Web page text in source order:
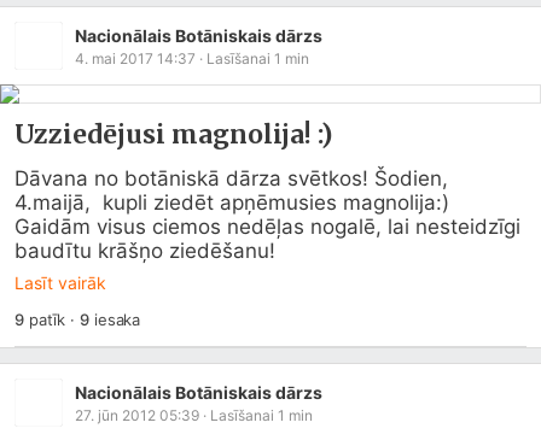
Nacionālais Botāniskais dārzs
4. mai 2017 14:37 · Lasīšanai 1 min
Uzziedējusi magnolija! :)
Dāvana no botāniskā dārza svētkos! Šodien,
4.maijā,  kupli ziedēt apņēmusies magnolija:)
Gaidām visus ciemos nedēļas nogalē, lai nesteidzīgi
baudītu krāšņo ziedēšanu!
Lasīt vairāk
9patīk ·9iesaka
Nacionālais Botāniskais dārzs
27. jūn 2012 05:39 · Lasīšanai 1 min